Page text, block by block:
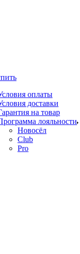
оплаты
доставки
на товар
лояльности
Новосёл
Club
Pro